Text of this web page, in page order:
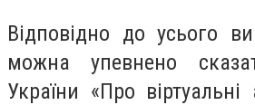
Відповідно до усього
можна упевнено
України «Про віртуальні